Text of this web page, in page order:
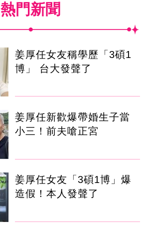
熱門新聞
姜厚任女友稱學歷「3碩1
博」 台大發聲了
姜厚任新歡爆帶婚生子當
小三！前夫嗆正宮
姜厚任女友「3碩1博」爆
造假！本人發聲了